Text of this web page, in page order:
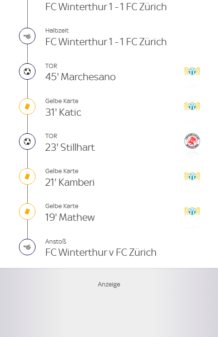
FC Winterthur 1 - 1 FC Zürich
Halbzeit
FC Winterthur 1 - 1 FC Zürich
TOR
45' Marchesano
Gelbe Karte
31' Katic
TOR
23' Stillhart
Gelbe Karte
21' Kamberi
Gelbe Karte
19' Mathew
Anstoß
FC Winterthur v FC Zürich